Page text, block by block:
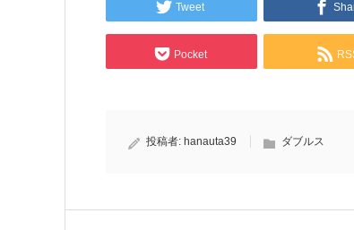
Tweet
Pocket
投稿者: hanauta39 ダブルス